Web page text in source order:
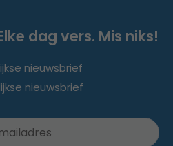
dag vers. Mis niks!
nieuwsbrief
nieuwsbrief